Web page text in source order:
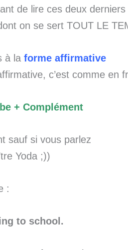
de lire ces deux
on se sert TOUT LE
à la forme affirmative
c’est comme en
+ Complément
sauf si vous parlez
Yoda ;))
:
to school.